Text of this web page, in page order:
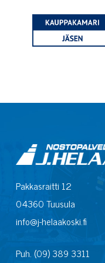
Pakkasraitti 12
04360 Tuusula
info@j-helaakoski.fi
Puh. (09) 389 3311